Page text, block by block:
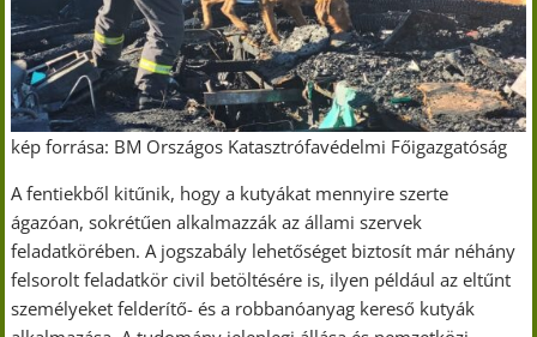
kép forrása: BM Országos Katasztrófavédelmi Főigazgatóság
A fentiekből kitűnik, hogy a kutyákat mennyire szerte
ágazóan, sokrétűen alkalmazzák az állami szervek
feladatkörében. A jogszabály lehetőséget biztosít már néhány
felsorolt feladatkör civil betöltésére is, ilyen például az eltűnt
személyeket felderítő- és a robbanóanyag kereső kutyák